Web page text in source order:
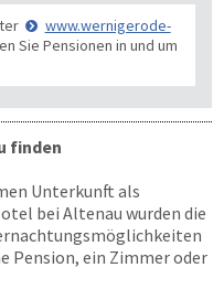
www.wernigerode-
Sie Pensionen in und um
finden
Unterkunft als
bei Altenau wurden die
Pension, ein Zimmer oder